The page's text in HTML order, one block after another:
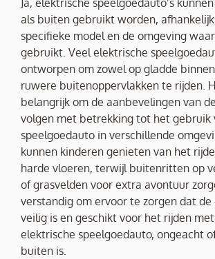
Ja, elektrische speelgoedauto’s
als buiten gebruikt worden,
specifieke model en de omgeving
gebruikt. Veel elektrische
ontworpen om zowel op gladde
ruwere buitenoppervlakken te rijden.
belangrijk om de aanbevelingen van
volgen met betrekking tot het gebruik
speelgoedauto in verschillende
kunnen kinderen genieten van het
harde vloeren, terwijl buitenritten op
of grasvelden voor extra avontuur
verstandig om ervoor te zorgen dat de
veilig is en geschikt voor het rijden
elektrische speelgoedauto, ongeacht
buiten is.